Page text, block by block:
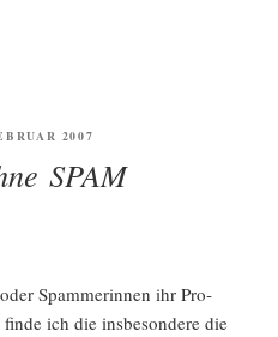
2007
SPAM
Spam­me­rin­nen ihr Pro­
ich die ins­be­son­de­re die